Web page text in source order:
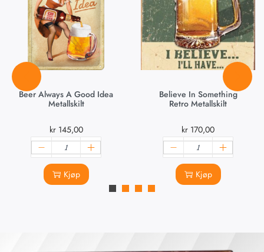
Beer Always A Good Idea
Metallskilt
kr145,00
Kjøp
Believe In Something
Retro Metallskilt
kr 170,00
Kjøp